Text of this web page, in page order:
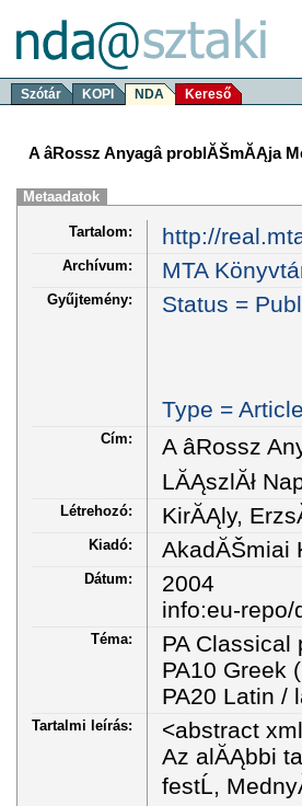
Szótár KOPI NDA Kereső
A âRossz Anyagâ
Metaadatok
Tartalom: http://
Archívum: MTA
Gyűjtemény: Status =
Type = Article
Cím:
A âRossz
LĂĄszlĂł
Létrehozó: KirĂĄly,
Kiadó: AkadĂŠmiai
Dátum:
2004
info:eu-
Téma:
PA Classical
PA10 Greek
PA20 Latin /
Tartalmi leírás:
<abstract
Az alĂĄbbi
festĹ,